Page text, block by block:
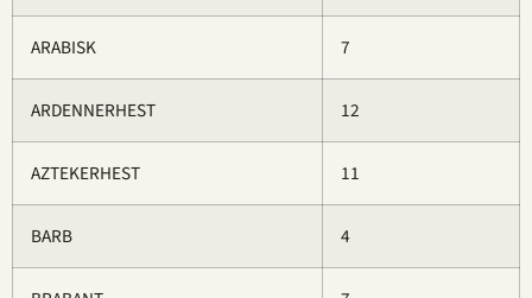
ARABISK 7
ARDENNERHEST 12
AZTEKERHEST 11
BARB 4